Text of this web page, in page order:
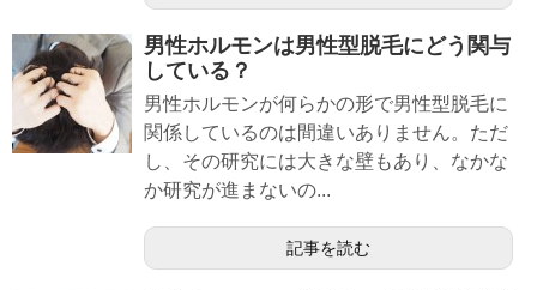
男性ホルモンは男性型脱毛にどう関与
している？
男性ホルモンが何らかの形で男性型脱毛に
関係しているのは間違いありません。ただ
し、その研究には大きな壁もあり、なかな
か研究が進まないの...
記事を読む